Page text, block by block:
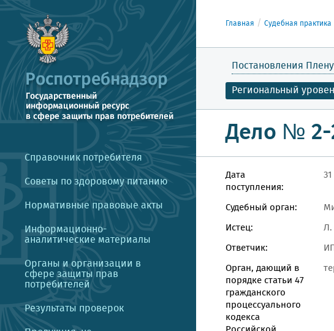
Справочник потребителя
Советы по здоровому питанию
Нормативные правовые акты
Информационно-
аналитические материалы
Органы и организации в
сфере защиты прав
потребителей
Результаты проверок
Главная Судебная практика
Постановления
Региональный
Дело № 2-
Дата
поступления:
Судебный орган:
Истец:
Л.
Ответчик:
Орган, дающий в
порядке статьи 47
гражданского
процессуального
кодекса